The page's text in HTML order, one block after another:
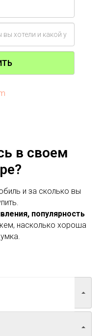
в своем
и за сколько вы
популярность
насколько хороша